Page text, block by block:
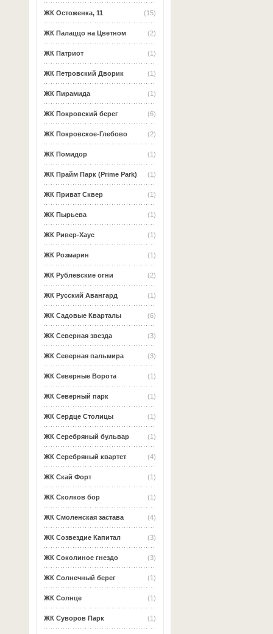
(15)
ЖК Остоженка, 11
(2)
ЖК Палаццо на Цветном
(1)
ЖК Патриот
(1)
ЖК Петровский Дворик
(1)
ЖК Пирамида
(6)
ЖК Покровский берег
(2)
ЖК Покровское-Глебово
(1)
ЖК Помидор
(1)
ЖК Прайм Парк (Prime Park)
(1)
ЖК Приват Сквер
(1)
ЖК Пырьева
(1)
ЖК Ривер-Хаус
(1)
ЖК Розмарин
(2)
ЖК Рублевские огни
(1)
ЖК Русский Авангард
(6)
ЖК Садовые Кварталы
(3)
ЖК Северная звезда
(3)
ЖК Северная пальмира
(1)
ЖК Северные Ворота
(1)
ЖК Северный парк
(1)
ЖК Сердце Столицы
(1)
ЖК Серебряный бульвар
(4)
ЖК Серебряный квартет
(1)
ЖК Скай Форт
(1)
ЖК Сколков бор
(4)
ЖК Смоленская застава
(3)
ЖК Созвездие Капитал
(3)
ЖК Соколиное гнездо
(1)
ЖК Солнечный берег
(1)
ЖК Солнце
(1)
ЖК Суворов Парк